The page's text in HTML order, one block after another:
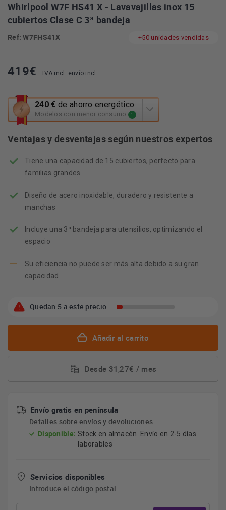
Whirlpool W7F HS41 X - Lavavajillas inox 15
cubiertos Clase C 3ª bandeja
Ref: W7FHS41X +50 unidades vendidas
419€ IVA incl. envío incl.
240 € de ahorro energético
Modelos con menor consumo 1
Esta
acción
abrirá
herramienta
ahorro
energético
Ventajas y desventajas según nuestros expertos
Tiene una capacidad de 15 cubiertos, perfecto para
familias grandes
Diseño de acero inoxidable, duradero y resistente a
manchas
Incluye una 3ª bandeja para utensilios, optimizando el
espacio
Su eficiencia no puede ser más alta debido a su gran
capacidad
Quedan 5 a este precio
Añadir al carrito
Desde 31,27€ / mes
Envío gratis en península
Detalles sobreenvíos y devoluciones
Disponible: Stock en almacén. Envío en 2-5 días
laborables
Servicios disponibles
Introduce el código postal